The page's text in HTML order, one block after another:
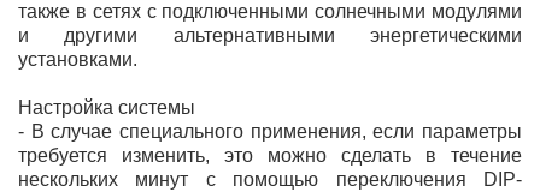
также в сетях с подключенными солнечными модулями
и другими альтернативными энергетическими
установками.
Настройка системы
- В случае специального применения, если параметры
требуется изменить, это можно сделать в течение
нескольких минут с помощью переключения DIP-